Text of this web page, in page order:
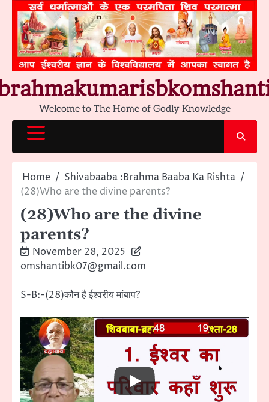
content
Welcome to The Home of Godly Knowledge
Home
Shivabaaba :Brahma Baaba Ka Rishta
(28)Who are the divine parents?
(28)Who are the divine
parents?
November 28, 2025
omshantibk07@gmail.com
S-B:-(28)कौन है ईश्वरीय मांबाप?